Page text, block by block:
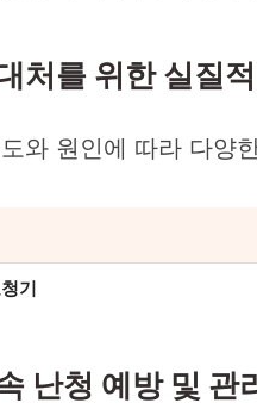
처를 위한 실질
와 원인에 따라 다양
기
난청 예방 및 관